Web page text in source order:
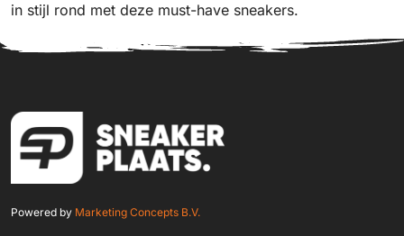
in stijl rond met deze must-have sneakers.
Powered by Marketing Concepts B.V.